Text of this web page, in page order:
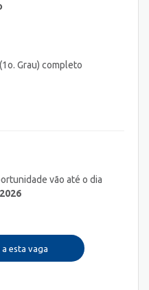
Grau) completo
vão até o dia
esta vaga